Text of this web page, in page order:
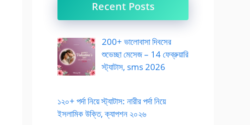
Recent Posts
200+ ভালোবাসা দিবসের
শুভেচ্ছা মেসেজ – 14 ফেব্রুয়ারি
স্ট্যাটাস, sms 2026
১২০+ পর্দা নিয়ে স্ট্যাটাস: নারীর পর্দা নিয়ে
ইসলামিক উক্তি, ক্যাপশন ২০২৬